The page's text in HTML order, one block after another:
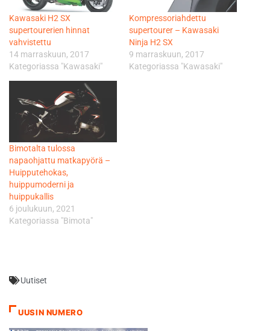
Kawasaki H2 SX
supertourerien hinnat
vahvistettu
14 marraskuun, 2017
Kategoriassa "Kawasaki"
Kompressoriahdettu
supertourer – Kawasaki
Ninja H2 SX
9 marraskuun, 2017
Kategoriassa "Kawasaki"
Bimotalta tulossa
napaohjattu matkapyörä –
Huipputehokas,
huippumoderni ja
huippukallis
6 joulukuun, 2021
Kategoriassa "Bimota"
Uutiset
UUSIN NUMERO